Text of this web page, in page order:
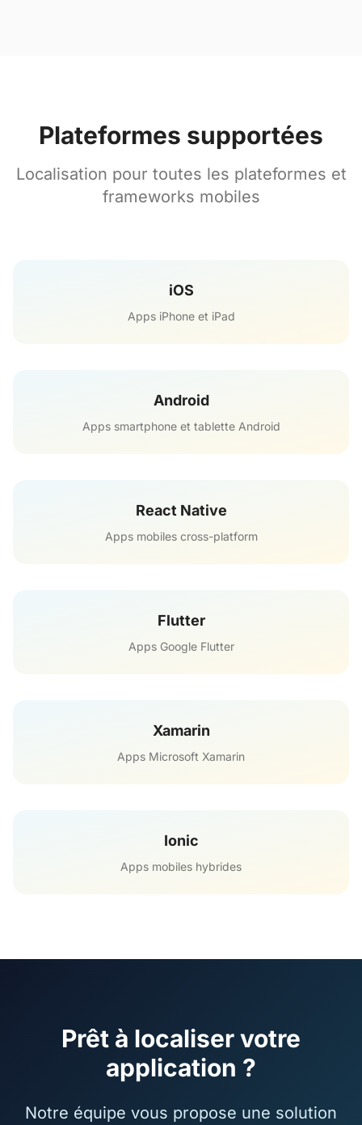
Plateformes supportées
Localisation pour toutes les plateformes et
frameworks mobiles
iOS
Apps iPhone et iPad
Android
Apps smartphone et tablette Android
React Native
Apps mobiles cross-platform
Flutter
Apps Google Flutter
Xamarin
Apps Microsoft Xamarin
Ionic
Apps mobiles hybrides
Prêt à localiser votre
application ?
Notre équipe vous propose une solution